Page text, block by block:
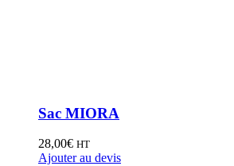
Sac MIORA
28,00€ HT
Ajouter au devis